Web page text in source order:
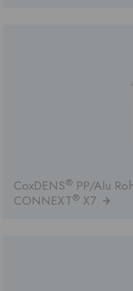
CoxDENS® PP/Alu
CONNEXT® X7